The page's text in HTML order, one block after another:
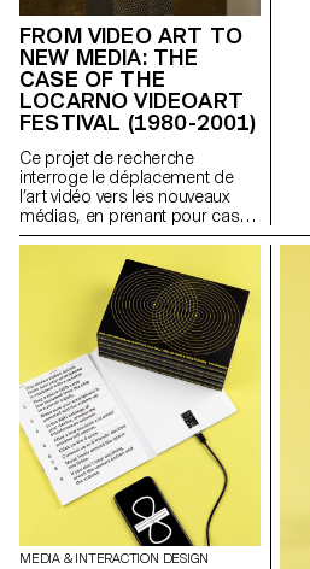
FROM VIDEO ART TO
NEW MEDIA: THE
CASE OF THE
LOCARNO VIDEOART
FESTIVAL (1980-2001)
Ce projet de recherche
interroge le déplacement de
l’art vidéo vers les nouveaux
médias, en prenant pour cas
d’étude une manifestation
importante mais peu étudiée, le
VideoArt Festival de Locarno
(1980-2001) constitue un
espace pionnier dans la
diffusion de l’art vidéo en
Europe et un lieu d’interrogation
des arts électroniques qui s’est
tenu annuellement de 1980 à
2001 au Monte Verità.
MEDIA & INTERACTION DESIGN